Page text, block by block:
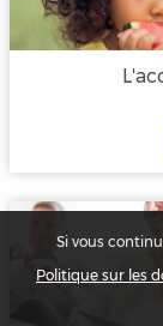
Si vous
Politique sur les